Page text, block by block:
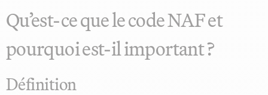
Qu’est-ce que le code NAF et
pourquoi est-il important ?
Définition